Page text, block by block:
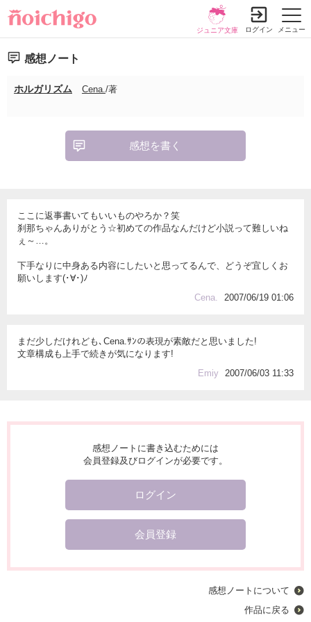
メニュー
ジュニア文庫 ログイン
感想ノート
ホルガリズム Cena. /著
感想を書く
ここに返事書いてもいいものやろか？笑
刹那ちゃんありがとう☆初めての作品なんだけど小説って難しいね
ぇ～…。
下手なりに中身ある内容にしたいと思ってるんで、どうぞ宜しくお
願いします(･∀･)ﾉ
Cena.
2007/06/19 01:06
まだ少しだけれども､Cena.ｻﾝの表現が素敵だと思いました!
文章構成も上手で続きが気になります!
Emiy
2007/06/03 11:33
感想ノートに書き込むためには
会員登録及びログインが必要です。
ログイン
会員登録
感想ノートについて
作品に戻る